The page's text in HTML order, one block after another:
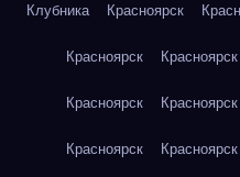
Клубника Красноярск
Красноярск Красноярск
Красноярск Красноярск
Красноярск Красноярск